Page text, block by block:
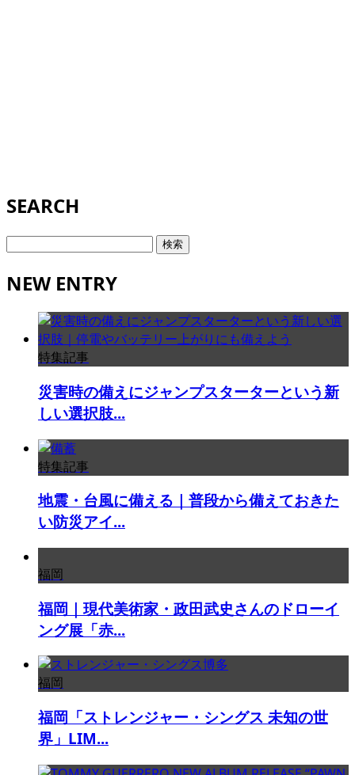
SEARCH
検
NEW ENTRY
特集記事
災害時の備えにジャンプスターターという新
しい選択肢...
特集記事
地震・台風に備える｜普段から備えておきた
い防災アイ...
福岡
福岡｜現代美術家・政田武史さんのドローイ
ング展「赤...
福岡
福岡「ストレンジャー・シングス 未知の世
界」LIM...